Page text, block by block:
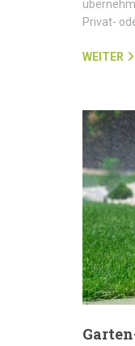
Privat-
WEITER